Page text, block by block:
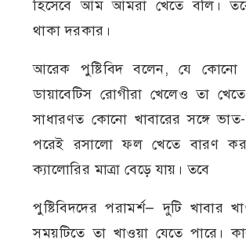
হিসেবে আম আমরা খেতে বলি।
থাকা দরকার।
আরেক পুষ্টিবিদ বলেন, যে
ডায়াবেটিস রোগীরা খেলেও তা
সাধারণত কোনো খাবারের সঙ্গে
পরেই রসালো ফল খেতে বারণ
ক্যালোরির মাত্রা বেড়ে যায়। তবে
পুষ্টিবিদদের পরামর্শ— দুটি খাবার
সময়টিতে তা খাওয়া যেতে পারে।